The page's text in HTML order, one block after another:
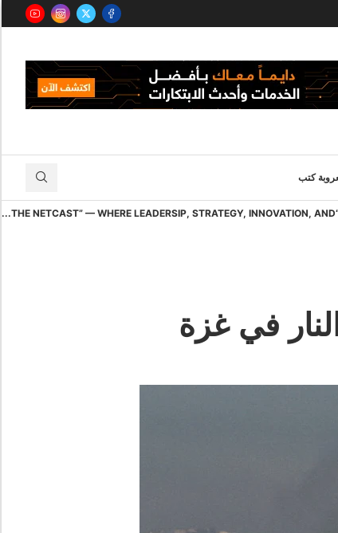
كتب
“THE NETCAST” — WHERE
في غزة